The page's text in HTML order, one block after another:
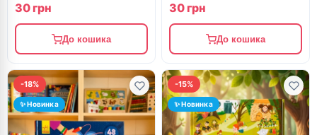
30 грн
До кошика
30 грн
До кошика
-18%
✨ Новинка
-15%
✨ Новинка